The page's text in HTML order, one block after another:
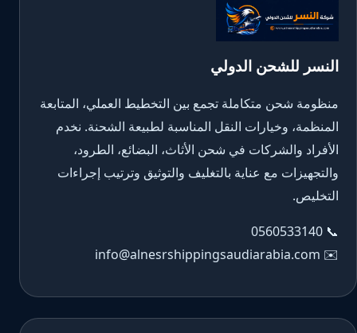
النسر للشحن الدولي
منظومة شحن متكاملة تجمع بين التخطيط العملي، المتابعة
المنظمة، وخيارات النقل المناسبة لطبيعة الشحنة. نخدم
الأفراد والشركات في شحن الأثاث، البضائع، الطرود،
والتجهيزات مع عناية بالتغليف والتوثيق وترتيب إجراءات
التخليص.
📞
0560533140
✉️
info@alnesrshippingsaudiarabia.com